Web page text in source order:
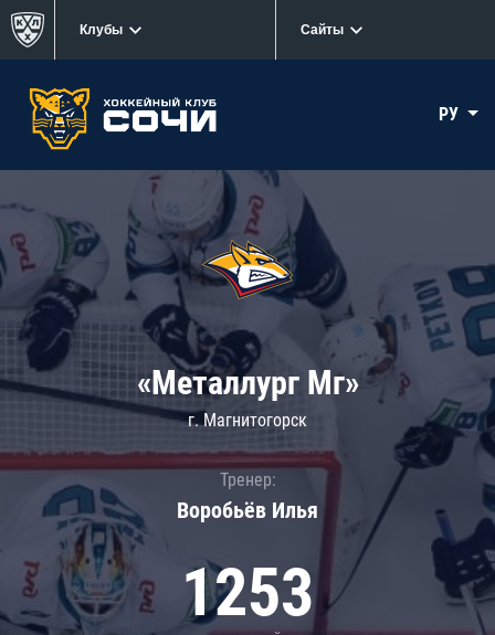
Клубы Сайты
РУ
«Металлург Мг»
г. Магнитогорск
Тренер:
Воробьёв Илья
1253